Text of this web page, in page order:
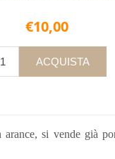
€10,00
arance, si vende già